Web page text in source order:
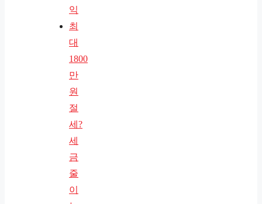
익
최
대
1800
만
원
절
세?
세
금
줄
이